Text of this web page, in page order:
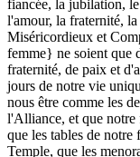
fiancée, la jubilation,
l'amour, la fraternité,
Miséricordieux et
femme} ne soient que
fraternité, de paix et
jours de notre vie
nous être comme les
l'Alliance, et que notre
que les tables de notre
Temple, que les